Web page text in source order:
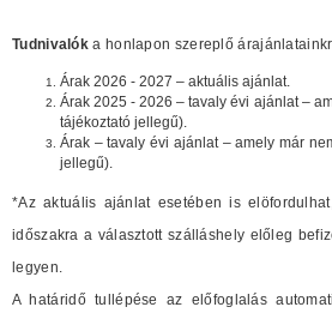
Tudnivalók a honlapon szereplő
Árak 2026 - 2027 – aktuális ajánlat.
Árak 2025 - 2026 – tavaly évi ajánlat –
tájékoztató jellegű).
Árak – tavaly évi ajánlat – amely már
jellegű).
*Az aktuális ajánlat esetében is
időszakra a választott szálláshely előleg
legyen.
A határidő tullépése az előfoglalás